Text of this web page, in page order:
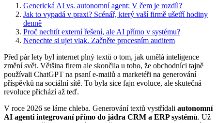
Generická AI vs. autonomní agent: V čem je rozdíl?
Jak to vypadá v praxi? Scénář, který vaší firmě ušetří hodiny
denně
Proč nechtít externí řešení, ale AI přímo v systému?
Nenechte si ujet vlak. Začněte procesním auditem
Před pár lety byl internet plný textů o tom, jak umělá inteligence
změní svět. Většina firem ale skončila u toho, že obchodníci tajně
používali ChatGPT na psaní e-mailů a marketéři na generování
příspěvků na sociální sítě. To byla sice fajn evoluce, ale skutečná
revoluce přichází až teď.
V roce 2026 se láme chleba. Generování textů vystřídali autonomní
AI agenti integrovaní přímo do jádra CRM a ERP systémů. Už